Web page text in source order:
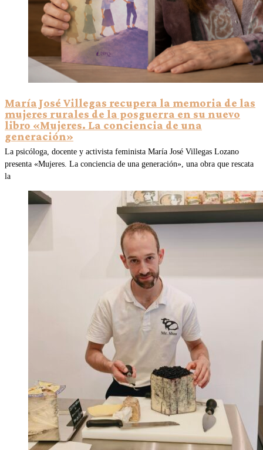
María José Villegas recupera la memoria de las
mujeres rurales de la posguerra en su nuevo
libro «Mujeres. La conciencia de una
generación»
La psicóloga, docente y activista feminista María José Villegas Lozano
presenta «Mujeres. La conciencia de una generación», una obra que rescata
la